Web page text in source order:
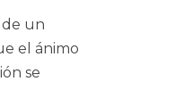
de un
el ánimo
se